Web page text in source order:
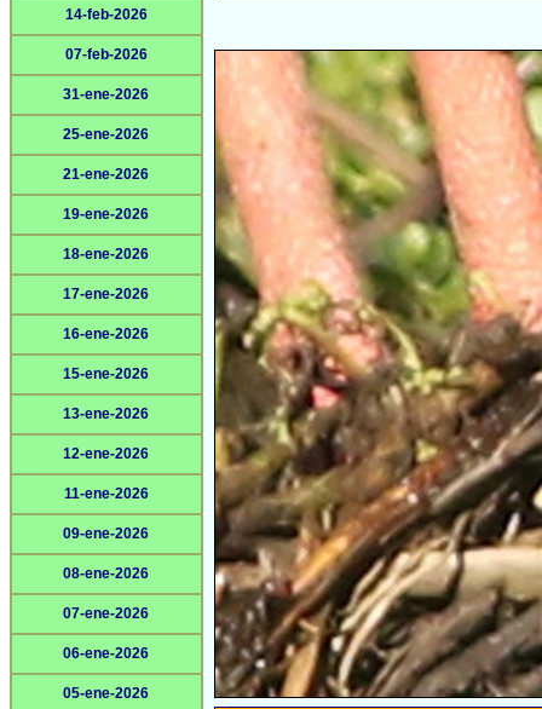
14-feb-2026
07-feb-2026
31-ene-2026
25-ene-2026
21-ene-2026
19-ene-2026
18-ene-2026
17-ene-2026
16-ene-2026
15-ene-2026
13-ene-2026
12-ene-2026
11-ene-2026
09-ene-2026
08-ene-2026
07-ene-2026
06-ene-2026
05-ene-2026